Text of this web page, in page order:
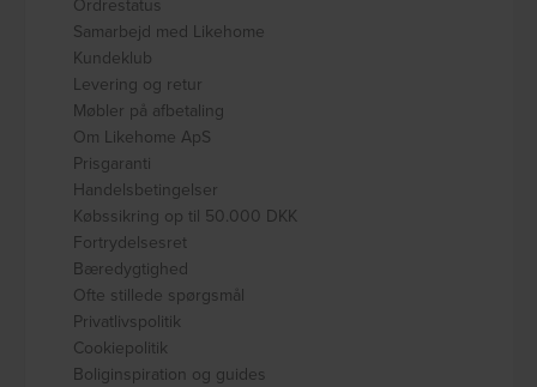
Samarbejd med Likehome
Kundeklub
Levering og retur
Møbler på afbetaling
Om Likehome ApS
Prisgaranti
Handelsbetingelser
Købssikring op til 50.000 DKK
Fortrydelsesret
Bæredygtighed
Ofte stillede spørgsmål
Privatlivspolitik
Cookiepolitik
Boliginspiration og guides